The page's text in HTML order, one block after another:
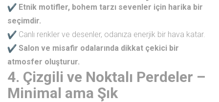
Etnik motifler, bohem tarzı sevenler için harika bir
seçimdir.
Canlı renkler ve desenler, odanıza enerjik bir hava katar.
Salon ve misafir odalarında dikkat çekici bir
atmosfer oluşturur.
4. Çizgili ve Noktalı Perdeler –
Minimal ama Şık